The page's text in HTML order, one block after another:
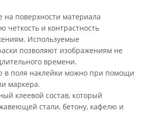
на поверхности материала
четкость и контрастность
Используемые
позволяют изображениям не
времени.
в поля наклейки можно при помощи
маркера.
клеевой состав, который
стали, бетону, кафелю и